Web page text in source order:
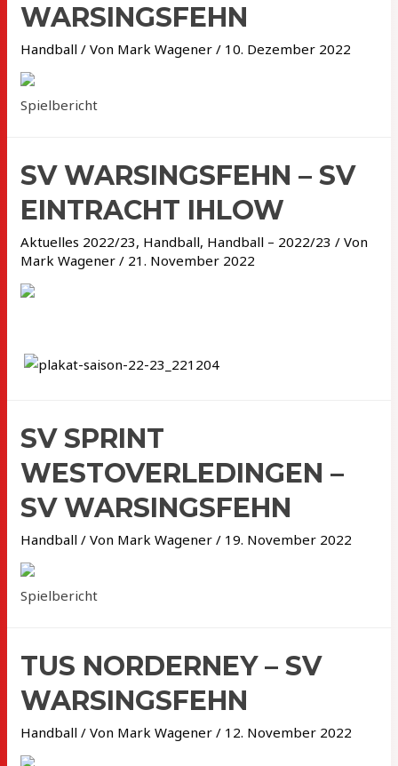
WARSINGSFEHN
Handball / Von Mark Wagener / 10. Dezember 2022
Spielbericht
SV WARSINGSFEHN – SV
EINTRACHT IHLOW
Aktuelles 2022/23, Handball, Handball – 2022/23 / Von
Mark Wagener / 21. November 2022
SV SPRINT
WESTOVERLEDINGEN –
SV WARSINGSFEHN
Handball / Von Mark Wagener / 19. November 2022
Spielbericht
TUS NORDERNEY – SV
WARSINGSFEHN
Handball / Von Mark Wagener / 12. November 2022